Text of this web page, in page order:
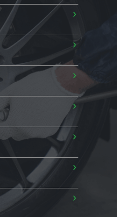
›
›
›
›
›
›
›